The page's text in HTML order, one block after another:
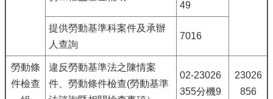
49
提供勞動基準科案件及承辦
人查詢
7016
勞動條
件檢查
違反勞動基準法之陳情案
件、勞動條件檢查(勞動基準
02-23026
355分機9
23026
856